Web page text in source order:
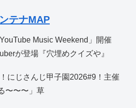
テナMAP
Music Weekend」開催
が登場『穴埋めクイズや』
にじさんじ甲子園2026#9！主催
〜〜〜」草